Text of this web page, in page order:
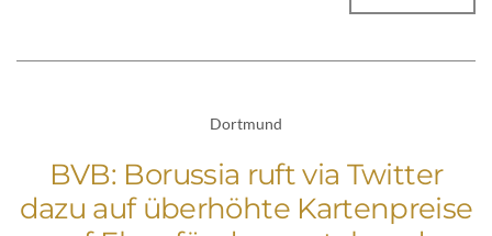
Dortmund
BVB: Borussia ruft via Twitter
dazu auf überhöhte Kartenpreise